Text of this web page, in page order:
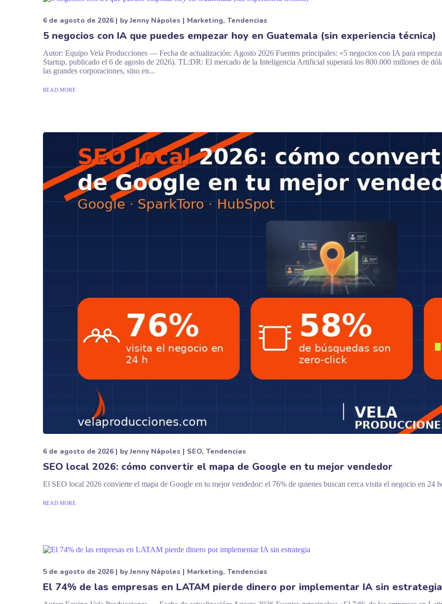
6 de agosto de 2026 byJenny Nápoles Marketing Tendencias
5 negocios con IA que puedes empezar hoy en Guatemala (sin experiencia técnica)
Autor: Equipo Vela Producciones — Fecha de actualización: Agosto 2026 Fuentes principales: «5 negocios con IA para
Startup, publicado el 6 de agosto de 2026). TL;DR: El mercado de la Inteligencia Artificial superará los 800.000 millones de
las grandes corporaciones, sino en...
READ MORE
6 de agosto de 2026 byJenny Nápoles SEO Tendencias
SEO local 2026: cómo convertir el mapa de Google en tu mejor vendedor
El SEO local 2026 convierte el mapa de Google en tu mejor vendedor: el 76% de quienes buscan cerca visita el negocio en 24
READ MORE
5 de agosto de 2026 byJenny Nápoles Marketing Tendencias
El 74% de las empresas en LATAM pierde dinero por implementar IA sin estrategia